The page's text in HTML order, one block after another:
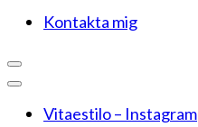
Kontakta mig
Vitaestilo – Instagram